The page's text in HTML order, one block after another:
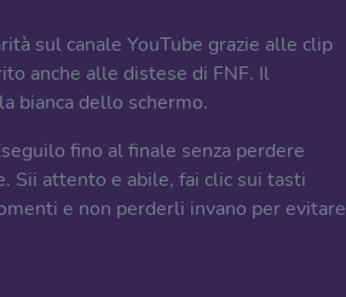
sul canale YouTube grazie alle clip
anche alle distese di FNF. Il
bianca dello schermo.
fino al finale senza perdere
Sii attento e abile, fai clic sui tasti
e non perderli invano per evitare